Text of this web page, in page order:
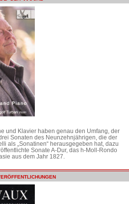
und Klavier haben genau den Umfang, der
Sonaten des Neunzehnjährigen, die der
als „Sonatinen“ herausgegeben hat, dazu
Sonate A-Dur, das h-Moll-Rondo
aus dem Jahr 1827.